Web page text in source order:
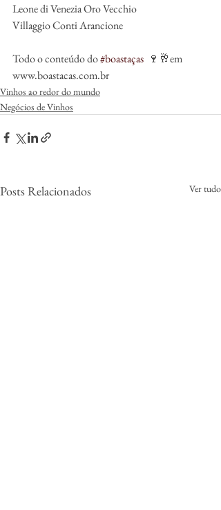
Leone di Venezia Oro Vecchio
Villaggio Conti Arancione
Todo o conteúdo do #boastaças
  🍷🥂em
www.boastacas.com.br
Vinhos ao redor do mundo
Negócios de Vinhos
Posts Relacionados Ver tudo